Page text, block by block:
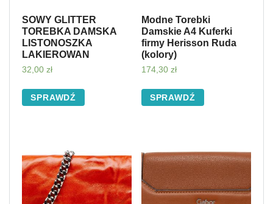
SOWY GLITTER
TOREBKA DAMSKA
LISTONOSZKA
LAKIEROWAN
32,00 zł
SPRAWDŹ
Modne Torebki
Damskie A4 Kuferki
firmy Herisson Ruda
(kolory)
174,30 zł
SPRAWDŹ